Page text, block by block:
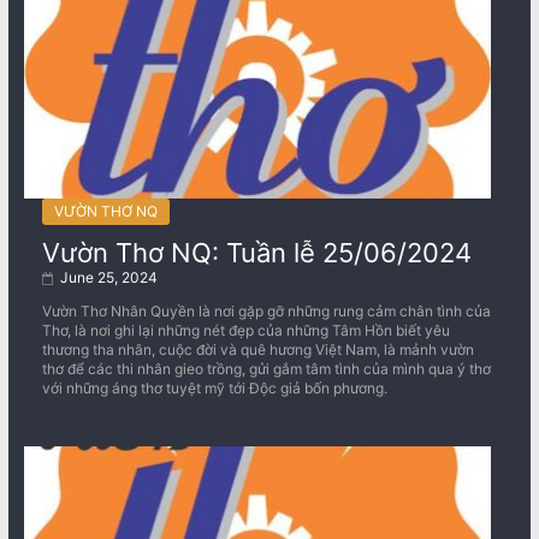
VƯỜN THƠ NQ
Vườn Thơ NQ: Tuần lễ 25/06/2024
June 25, 2024
Vườn Thơ Nhân Quyền là nơi gặp gỡ những rung cảm chân tình của
Thơ, là nơi ghi lại những nét đẹp của những Tâm Hồn biết yêu
thương tha nhân, cuộc đời và quê hương Việt Nam, là mảnh vườn
thơ để các thi nhân gieo trồng, gửi gắm tâm tình của mình qua ý thơ
với những áng thơ tuyệt mỹ tới Độc giả bốn phương.